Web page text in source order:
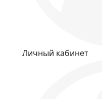
Личный кабинет